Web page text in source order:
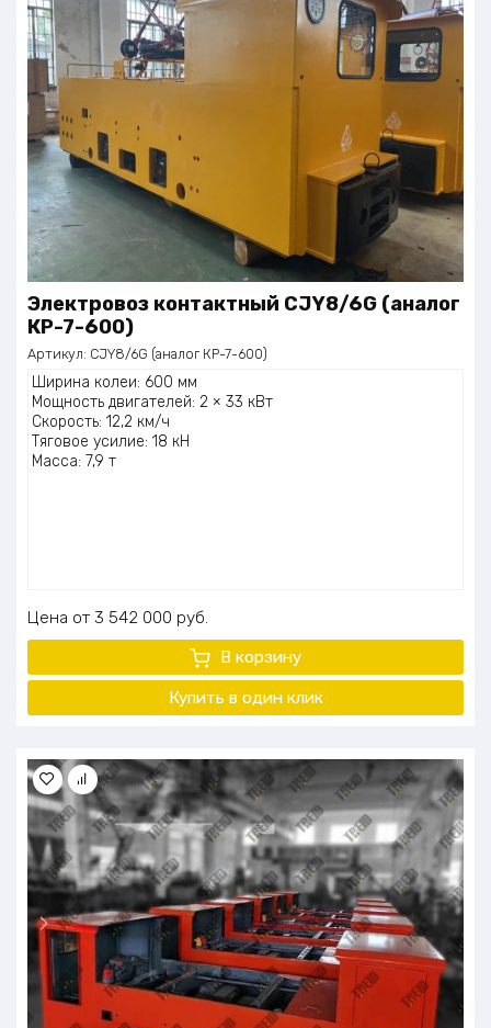
Электровоз контактный CJY8/6G (аналог
КР-7-600)
Артикул: CJY8/6G (аналог КР-7-600)
Ширина колеи: 600 мм
Мощность двигателей: 2 × 33 кВт
Скорость: 12,2 км/ч
Тяговое усилие: 18 кН
Масса: 7,9 т
Цена 3 542 000 руб.
В корзину
Купить в один клик